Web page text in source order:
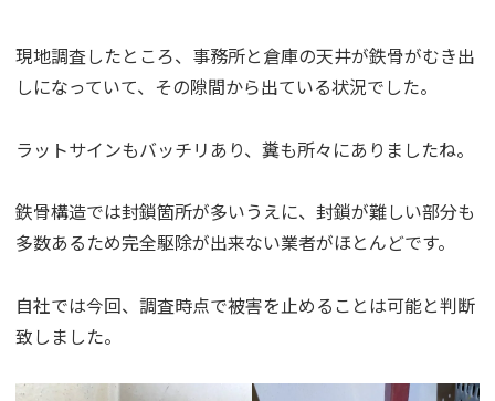
現地調査したところ、事務所と倉庫の天井が鉄骨がむき出
しになっていて、その隙間から出ている状況でした。
ラットサインもバッチリあり、糞も所々にありましたね。
鉄骨構造では封鎖箇所が多いうえに、封鎖が難しい部分も
多数あるため完全駆除が出来ない業者がほとんどです。
自社では今回、調査時点で被害を止めることは可能と判断
致しました。